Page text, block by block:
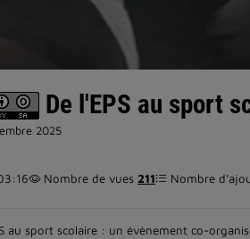
De l'EPS au sport
2025
: Nombre de vues 211 Nombre
au sport scolaire : un évènement co-